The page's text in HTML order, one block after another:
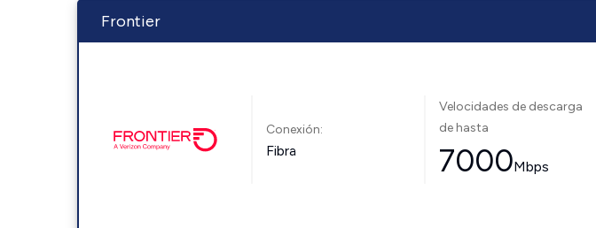
Frontier
Conexión:
Fibra
Velocidades de descarga
de hasta
7000Mbps